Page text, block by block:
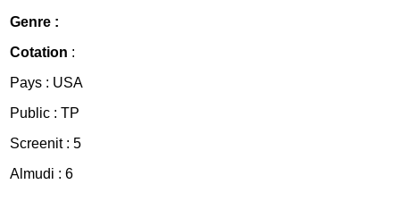
Genre :
Cotation :
Pays : USA
Public : TP
Screenit : 5
Almudi : 6